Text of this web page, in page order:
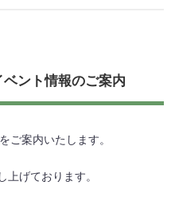
ント情報のご案内
ご案内いたします。
上げております。